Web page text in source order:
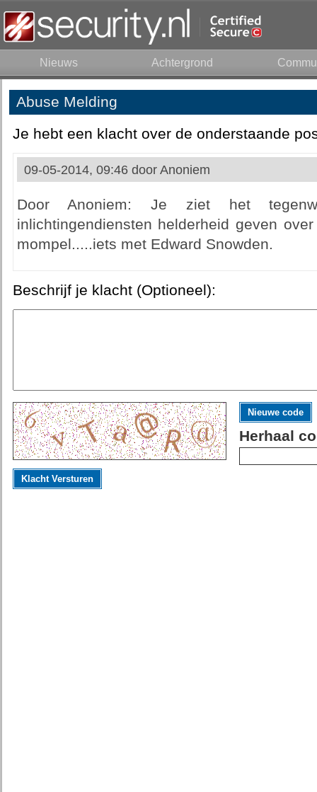
Nieuws Achtergrond
Abuse Melding
Je hebt een klacht over de onderstaande
09-05-2014, 09:46 door Anoniem
Door Anoniem: Je ziet het
inlichtingendiensten helderheid geven
mompel.....iets met Edward Snowden.
Beschrijf je klacht (Optioneel):
Nieuwe code
Herhaal
Klacht Versturen